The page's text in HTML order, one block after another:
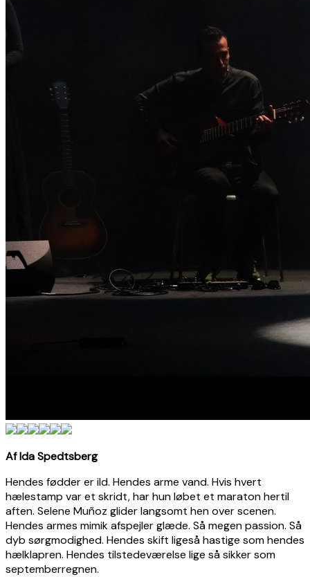
Af Ida Spedtsberg
Hendes fødder er ild. Hendes arme vand. Hvis hvert
hælestamp var et skridt, har hun løbet et maraton hertil
aften. Selene Muñoz glider langsomt hen over scenen.
Hendes armes mimik afspejler glæde. Så megen passion. Så
dyb sørgmodighed. Hendes skift ligeså hastige som hendes
hælklapren. Hendes tilstedeværelse lige så sikker som
septemberregnen.